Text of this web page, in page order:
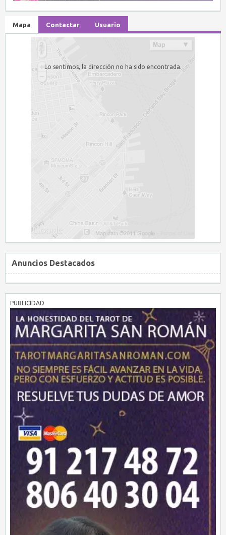
Mapa Contactar Usuario
Lo sentimos, la dirección no ha sido encontrada.
Anuncios Destacados
PUBLICIDAD